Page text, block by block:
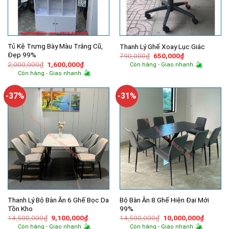
Tủ Kệ Trưng Bày Màu Trắng Cũ,
Đẹp 99%
2,000,000₫ Giá
gốc
là:
1,600,000₫Giá
hiện
tại
1,600,000₫.
Còn hàng - Giao nhanh
Thanh Lý Ghế Xoay Lục Giác
790,000₫ Giá
gốc
là:
650,000₫Giá
hiện
tại
Còn hàng - Giao nhanh
-37%
Thanh Lý Bộ Bàn Ăn 6 Ghế Bọc Da
Tồn Kho
14,500,000₫ Giá
gốc
9,100,000₫Giá
hiện
Còn hàng - Giao nhanh
-31%
Bộ Bàn Ăn 8 Ghế Hiện Đại Mới
99%
14,500,000₫ Giá
gốc
10,000,000₫Giá
hiện
Còn hàng - Giao nhanh